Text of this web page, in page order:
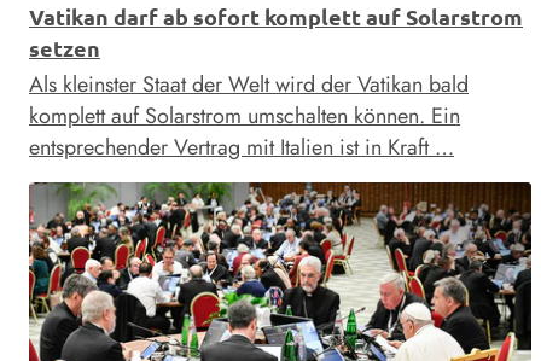
Vatikan darf ab sofort komplett auf Solarstrom
setzen
Als kleinster Staat der Welt wird der Vatikan bald
komplett auf Solarstrom umschalten können. Ein
entsprechender Vertrag mit Italien ist in Kraft …